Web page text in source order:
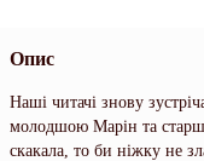
Опис
Наші читачі знову
молодшою Марін та
скакала, то би ніжку не